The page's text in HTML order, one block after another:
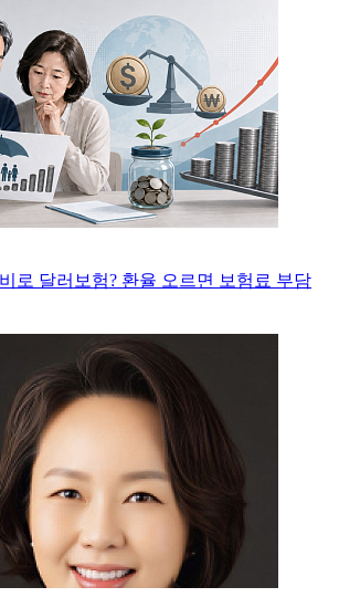
로 달러보험? 환율 오르면 보험료 부담